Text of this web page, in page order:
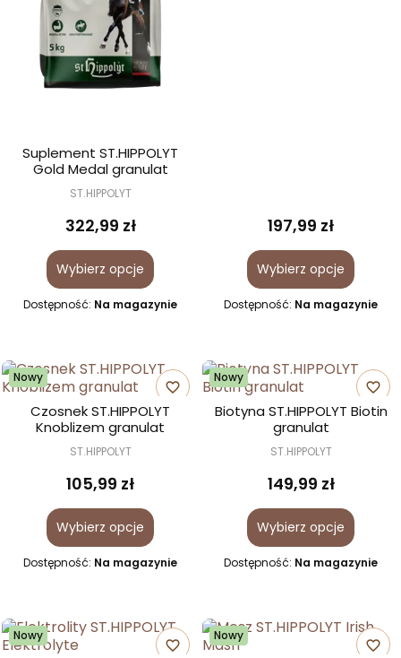
Suplement ST.HIPPOLYT
Gold Medal granulat
ST.HIPPOLYT
322,99 zł
Wybierz opcje
Dostępność: Na magazynie
197,99 zł
Wybierz opcje
Dostępność: Na magazynie
Nowy
favorite_border
Czosnek ST.HIPPOLYT
Knoblizem granulat
ST.HIPPOLYT
105,99 zł
Wybierz opcje
Dostępność: Na magazynie
Nowy
favorite_border
Biotyna ST.HIPPOLYT Biotin
granulat
ST.HIPPOLYT
149,99 zł
Wybierz opcje
Dostępność: Na magazynie
Nowy
favorite_border
Nowy
favorite_border